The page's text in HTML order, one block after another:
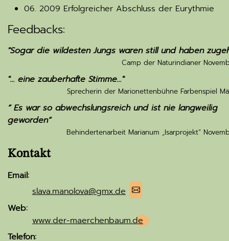
06. 2009 Erfolgreicher Abschluss der Eurythmie
Feedbacks:
"Sogar die wildesten Jungs waren still und haben
Camp der Naturindianer
"... eine zauberhafte Stimme..."
Sprecherin der Marionettenbühne Farbenspiel
“ Es war so abwechslungsreich und ist nie langweilig
geworden“
Behindertenarbeit Marianum „Isarprojekt“
Kontakt
Email:
slava.manolova@gmx.de
Web:
www.der-maerchenbaum.de
Telefon: